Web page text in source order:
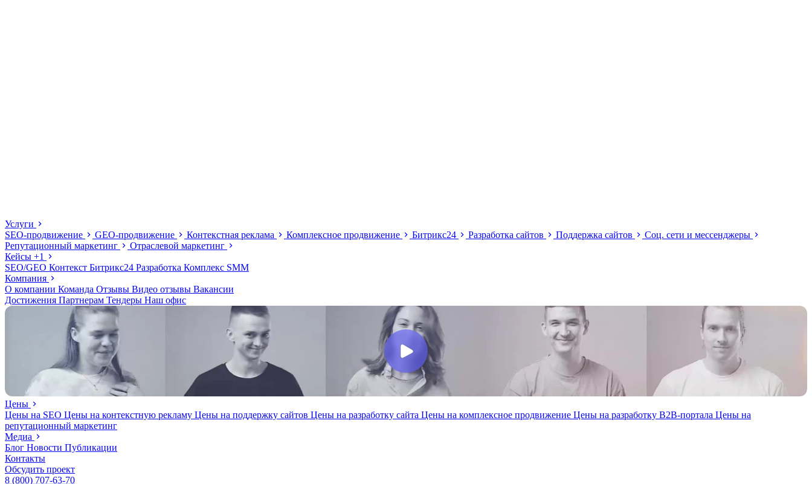
Услуги
SEO-продвижение
GEO-продвижение Контекстная реклама Комплексное продвижение Битрикс24 Разработка сайтов Поддержка сайтов
Соц. сети и мессенджеры
Репутационный маркетинг
Отраслевой маркетинг
Кейсы +1
SEO/GEO Контекст Битрикс24 Разработка Комплекс SMM
Компания
О компании Команда Отзывы Видео отзывы Вакансии
Достижения Партнерам Тендеры Наш офис
Цены
Цены на SEO Цены на контекстную рекламу Цены на поддержку сайтов Цены на разработку сайта Цены на комплексное продвижение Цены на разработку В2В-портала Цены на
репутационный маркетинг
Медиа
Блог Новости Публикации
Контакты
Обсудить проект
8 (800) 707-63-70